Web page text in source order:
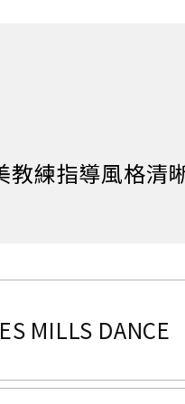
教練指導風格清
MILLS DANCE